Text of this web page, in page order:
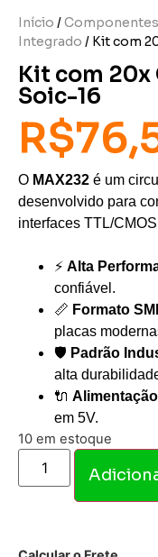
Início /
Integrado / Kit com
Kit com 20x
Soic-16
R$
O MAX232 é um
desenvolvido para
interfaces TTL/
⚡ Alta
confiável.
📏 Formato
placas
🛡️ Padrão
alta
🔌
em 5V.
10 em estoque